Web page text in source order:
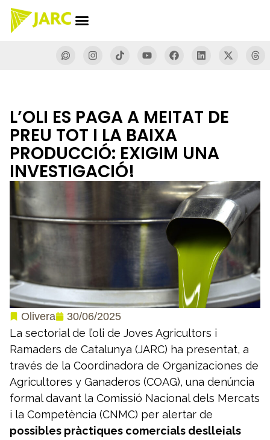
L’OLI ES PAGA A MEITAT DE
PREU TOT I LA BAIXA
PRODUCCIÓ: EXIGIM UNA
INVESTIGACIÓ!
Olivera 30/06/2025
La sectorial de l’oli de Joves Agricultors i
Ramaders de Catalunya (JARC) ha presentat, a
través de la Coordinadora de Organizaciones de
Agricultores y Ganaderos (COAG), una denúncia
formal davant la Comissió Nacional dels Mercats
i la Competència (CNMC) per alertar de
possibles pràctiques comercials deslleials